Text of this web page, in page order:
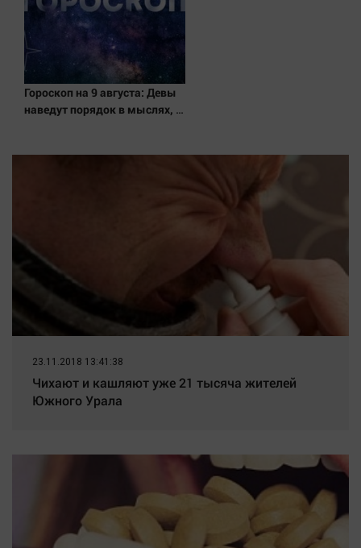
Гороскоп на 9 августа: Девы
наведут порядок в мыслях, а
23.11.2018 13:41:38
Чихают и кашляют уже 21 тысяча жителей
Южного Урала